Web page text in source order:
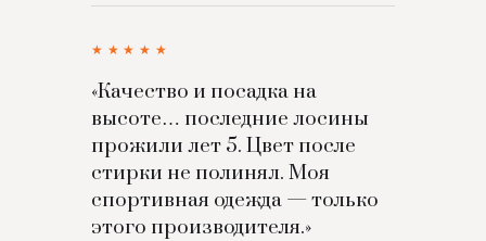
★★★★★
«Качество и посадка на
высоте… последние лосины
прожили лет 5. Цвет после
стирки не полинял. Моя
спортивная одежда — только
этого производителя.»